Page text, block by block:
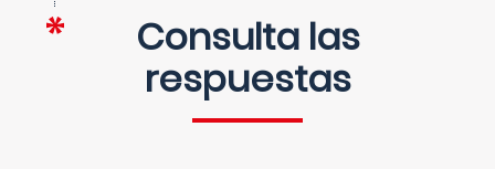
Consulta las
respuestas